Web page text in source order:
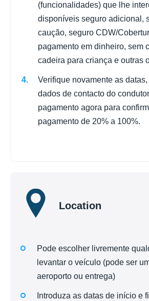
(funcionalidades) que lhe
disponíveis seguro adicional,
caução, seguro CDW/
pagamento em dinheiro, sem
cadeira para criança e outras
Verifique novamente as
dados de contacto do
pagamento agora para
pagamento de 20% a 100%.
Location
Pode escolher livremente
levantar o veículo (pode ser
aeroporto ou entrega)
Introduza as datas de início e